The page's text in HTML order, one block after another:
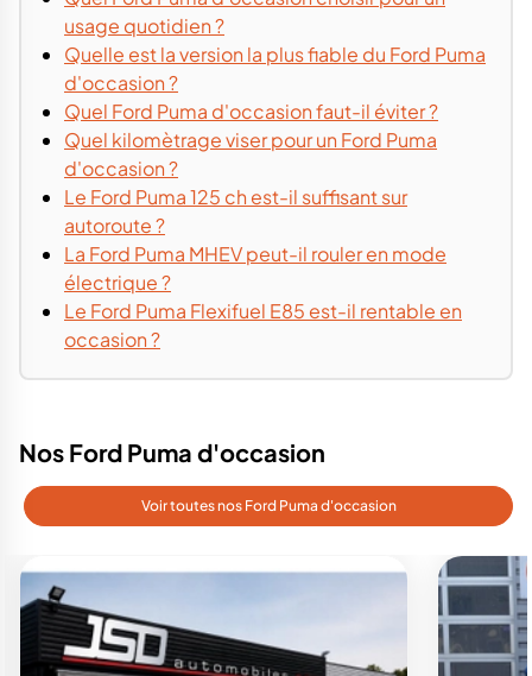
usage quotidien ?
Quelle est la version la plus fiable du Ford Puma
d'occasion ?
Quel Ford Puma d'occasion faut-il éviter ?
Quel kilomètrage viser pour un Ford Puma
d'occasion ?
Le Ford Puma 125 ch est-il suffisant sur
autoroute ?
La Ford Puma MHEV peut-il rouler en mode
électrique ?
Le Ford Puma Flexifuel E85 est-il rentable en
occasion ?
Nos Ford Puma d'occasion
Voir toutes nos Ford Puma d'occasion